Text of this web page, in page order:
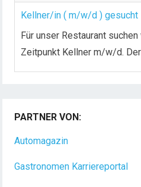
Kellner/in ( m/w/d ) gesucht
Für unser Restaurant
Zeitpunkt Kellner m/w/d.
Dein Arbeitsplatz mit
(m/w/d) Du bist Gastgeber
PARTNER VON:
Automagazin
Gastronomen Karriereportal